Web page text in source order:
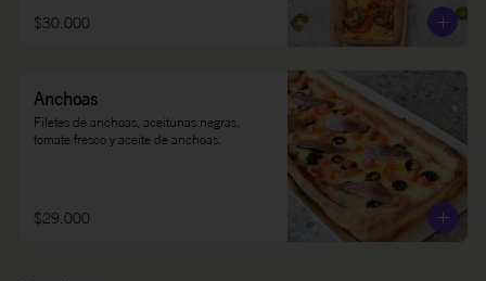
$30.000
Anchoas
Filetes de anchoas, aceitunas negras,
tomate fresco y aceite de anchoas.
$29.000